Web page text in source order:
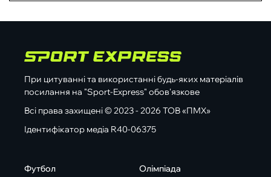
При цитуванні та використанні будь-яких матеріалів
посилання на "Sport-Express" обов'язкове
Всі права захищені © 2023 - 2026 ТОВ «ПМХ»
Ідентифікатор медіа R40-06375
Футбол
Олімпіада